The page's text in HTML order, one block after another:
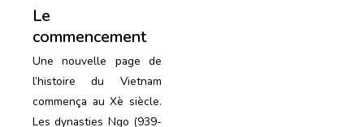
Le
commencement
Une nouvelle page de
l’histoire du Vietnam
commença au Xè siècle.
Les dynasties Ngo (939-